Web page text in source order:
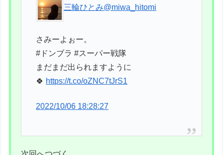
三輪ひとみ@miwa_hitomi
さみーよぉー。
#ドンブラ #スーパー戦隊
まだまだ出られますように
🍀 https://t.co/oZNC7tJrS1
2022/10/06 18:28:27